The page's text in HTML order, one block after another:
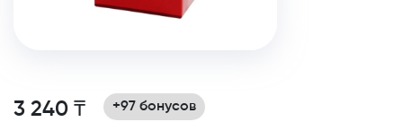
3 240 ₸ +97 бонусов